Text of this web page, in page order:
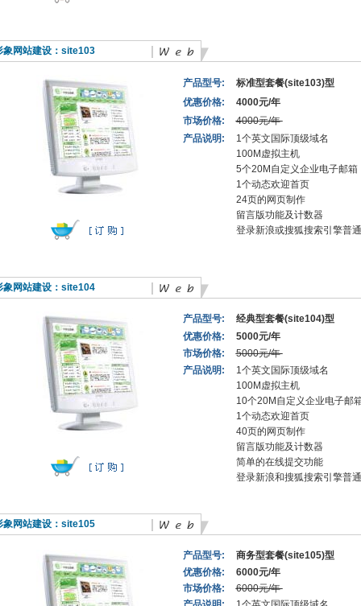
网站建设： site103
产品型号:
标准型套餐(site103)型
优惠价格:
4000元/年
市场价格:
4000元/年
产品说明:
1个英文国际顶级域名
100M虚拟主机
5个20M自定义企业电子邮箱
1个动态欢迎首页
24页的网页制作
留言版功能及计数器
登录新浪或搜狐搜索引擎普
网站建设： site104
产品型号:
经典型套餐(site104)型
优惠价格:
5000元/年
市场价格:
5000元/年
产品说明:
1个英文国际顶级域名
100M虚拟主机
10个20M自定义企业电子邮
1个动态欢迎首页
40页的网页制作
留言版功能及计数器
简单的在线提交功能
登录新浪和搜狐搜索引擎普
网站建设： site105
产品型号:
商务型套餐(site105)型
优惠价格:
6000元/年
市场价格:
6000元/年